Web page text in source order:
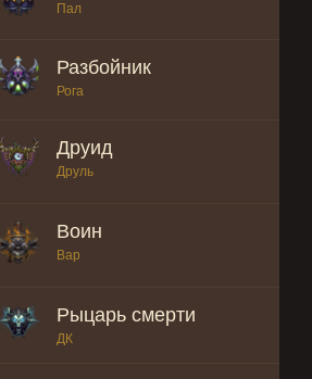
Пал
Разбойник
Рога
Друид
Друль
Воин
Вар
Рыцарь смерти
ДК